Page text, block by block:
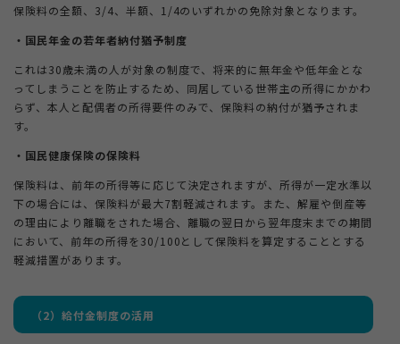
保険料の全額、3/4、半額、1/4のいずれかの免除対象となります。
・国民年金の若年者納付猶予制度
これは30歳未満の人が対象の制度で、将来的に無年金や低年金とな
ってしまうことを防止するため、同居している世帯主の所得にかかわ
らず、本人と配偶者の所得要件のみで、保険料の納付が猶予されま
す。
・国民健康保険の保険料
保険料は、前年の所得等に応じて決定されますが、所得が一定水準以
下の場合には、保険料が最大7割軽減されます。また、解雇や倒産等
の理由により離職をされた場合、離職の翌日から翌年度末までの期間
において、前年の所得を30/100として保険料を算定することとする
軽減措置があります。
（2）給付金制度の活用